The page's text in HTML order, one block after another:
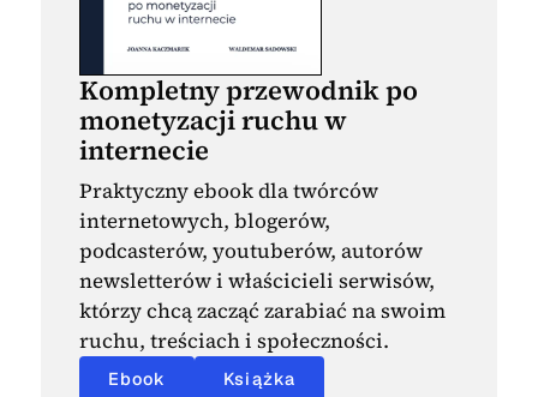
Kompletny przewodnik po
monetyzacji ruchu w
internecie
Praktyczny ebook dla twórców
internetowych, blogerów,
podcasterów, youtuberów, autorów
newsletterów i właścicieli serwisów,
którzy chcą zacząć zarabiać na swoim
ruchu, treściach i społeczności.
Ebook Książka